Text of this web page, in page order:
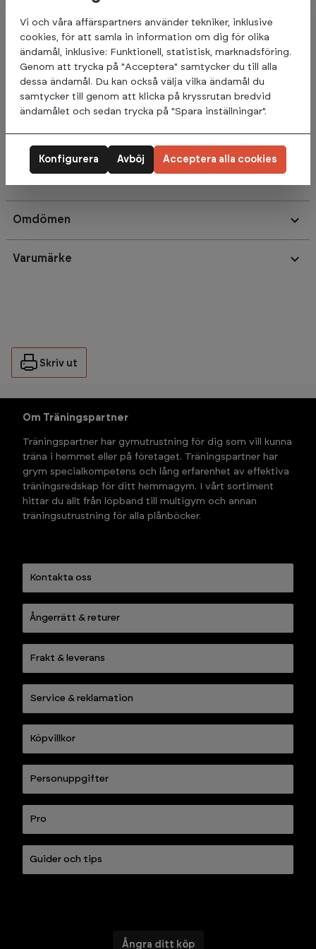
konkurrenskraftigt pris.
Det bör noteras att deras diameter är i enlighet med IWF-
standarderna.
5KG: 25MM
15KG: 47MM
20KG: 73MM
25KG: 83MM
Omdömen
Varumärke
Skriv ut
Om Träningspartner
Träningspartner har gymutrustning för dig som vill kunna
träna i hemmet eller på företaget. Träningspartner har
grym specialkompetens och lång erfarenhet av effektiva
träningsredskap för ditt hemmagym. I vårt sortiment
hittar du allt från löpband till multigym och annan
träningsutrustning för alla plånböcker.
Kontakta oss
Ångerrätt & returer
Frakt & leverans
Service & reklamation
Köpvillkor
Personuppgifter
Pro
Guider och tips
Ångra ditt köp
Vi och våra affärspartners använder tekniker, inklusive
cookies, för att samla in information om dig för olika
ändamål, inklusive: Funktionell, statistisk, marknadsföring.
Genom att trycka på "Acceptera" samtycker du till alla
dessa ändamål. Du kan också välja vilka ändamål du
samtycker till genom att klicka på kryssrutan bredvid
ändamålet och sedan trycka på "Spara inställningar".
Avböj
Konfigurera Acceptera alla cookies